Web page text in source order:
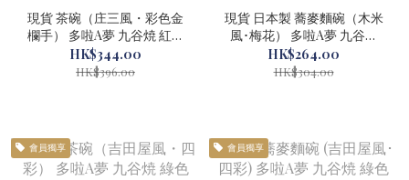
現貨 茶碗（庄三風・彩色金
欄手） 多啦A夢 九谷焼 紅色
#22907-1
HK$344.00
HK$396.00
現貨 日本製 蕎麥麵碗（木米
風･梅花） 多啦A夢 九谷燒
#22912-1
HK$264.00
HK$304.00
會員獨享 會員獨享